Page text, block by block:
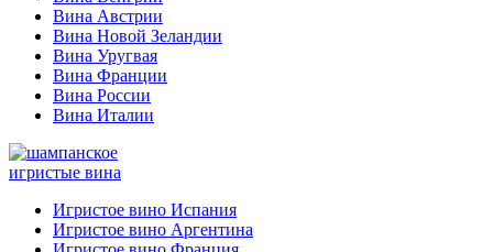
Вина Австрии
Вина Новой Зеландии
Вина Уругвая
Вина Франции
Вина России
Вина Италии
игристые вина
Игристое вино Испания
Игристое вино Аргентина